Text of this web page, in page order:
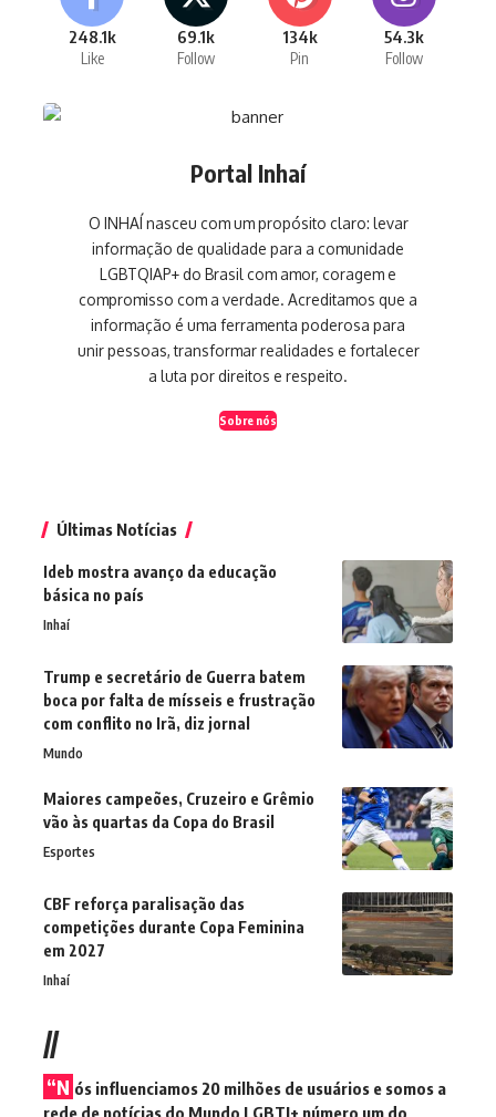
248.1k
Like
69.1k
Follow
134k
Pin
54.3k
Follow
Portal Inhaí
O INHAÍ nasceu com um propósito claro: levar
informação de qualidade para a comunidade
LGBTQIAP+ do Brasil com amor, coragem e
compromisso com a verdade. Acreditamos que a
informação é uma ferramenta poderosa para
unir pessoas, transformar realidades e fortalecer
a luta por direitos e respeito.
Sobre nós
Últimas Notícias
Ideb mostra avanço da educação
básica no país
Inhaí
Trump e secretário de Guerra batem
boca por falta de mísseis e frustração
com conflito no Irã, diz jornal
Mundo
Maiores campeões, Cruzeiro e Grêmio
vão às quartas da Copa do Brasil
Esportes
CBF reforça paralisação das
competições durante Copa Feminina
em 2027
Inhaí
//
“N ós influenciamos 20 milhões de usuários e somos a
rede de notícias do Mundo LGBTI+ número um do